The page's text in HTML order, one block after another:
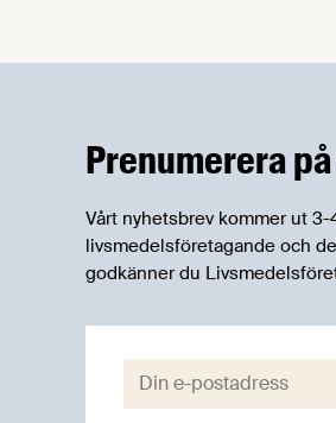
innovationer som
Prenumerera
Vårt nyhetsbrev kommer ut
livsmedelsföretagande och
godkänner du
E-post: